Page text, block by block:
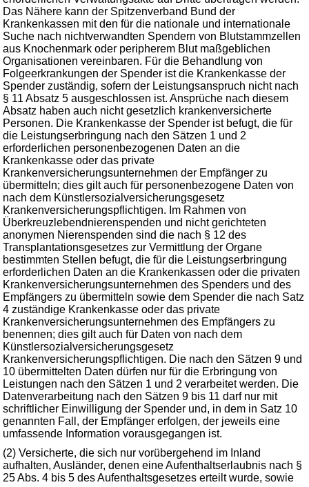
Das Nähere kann der Spitzenverband Bund der
Krankenkassen mit den für die nationale und internationale
Suche nach nichtverwandten Spendern von Blutstammzellen
aus Knochenmark oder peripherem Blut maßgeblichen
Organisationen vereinbaren. Für die Behandlung von
Folgeerkrankungen der Spender ist die Krankenkasse der
Spender zuständig, sofern der Leistungsanspruch nicht nach
§ 11 Absatz 5 ausgeschlossen ist. Ansprüche nach diesem
Absatz haben auch nicht gesetzlich krankenversicherte
Personen. Die Krankenkasse der Spender ist befugt, die für
die Leistungserbringung nach den Sätzen 1 und 2
erforderlichen personenbezogenen Daten an die
Krankenkasse oder das private
Krankenversicherungsunternehmen der Empfänger zu
übermitteln; dies gilt auch für personenbezogene Daten von
nach dem Künstlersozialversicherungsgesetz
Krankenversicherungspflichtigen. Im Rahmen von
Überkreuzlebendnierenspenden und nicht gerichteten
anonymen Nierenspenden sind die nach § 12 des
Transplantationsgesetzes zur Vermittlung der Organe
bestimmten Stellen befugt, die für die Leistungserbringung
erforderlichen Daten an die Krankenkassen oder die privaten
Krankenversicherungsunternehmen des Spenders und des
Empfängers zu übermitteln sowie dem Spender die nach Satz
4 zuständige Krankenkasse oder das private
Krankenversicherungsunternehmen des Empfängers zu
benennen; dies gilt auch für Daten von nach dem
Künstlersozialversicherungsgesetz
Krankenversicherungspflichtigen. Die nach den Sätzen 9 und
10 übermittelten Daten dürfen nur für die Erbringung von
Leistungen nach den Sätzen 1 und 2 verarbeitet werden. Die
Datenverarbeitung nach den Sätzen 9 bis 11 darf nur mit
schriftlicher Einwilligung der Spender und, in dem in Satz 10
genannten Fall, der Empfänger erfolgen, der jeweils eine
umfassende Information vorausgegangen ist.
(2) Versicherte, die sich nur vorübergehend im Inland
aufhalten, Ausländer, denen eine Aufenthaltserlaubnis nach §
25 Abs. 4 bis 5 des Aufenthaltsgesetzes erteilt wurde, sowie